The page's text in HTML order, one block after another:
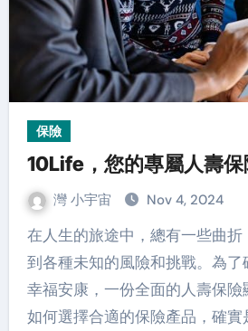
保險
10Life，您的專屬人壽
灣 小宇宙 Nov 4, 2024
在人生的旅途中，總有一些曲折，比如我們總會遇
到各種未知的風險和挑戰。為
幸福安康，一份全面的人壽保險
如何選擇合適的保險產品，確